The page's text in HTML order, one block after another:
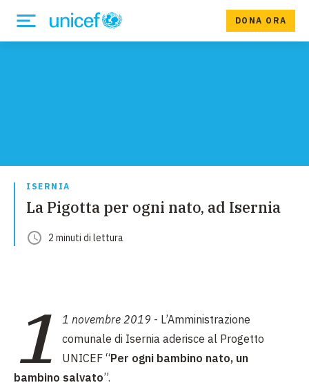
DONA ORA
ISERNIA
La Pigotta per ogni nato, ad Isernia
2 minuti di lettura
1 1 novembre 2019 - L’Amministrazione
comunale di Isernia aderisce al Progetto
UNICEF “Per ogni bambino nato, un
bambino salvato”.